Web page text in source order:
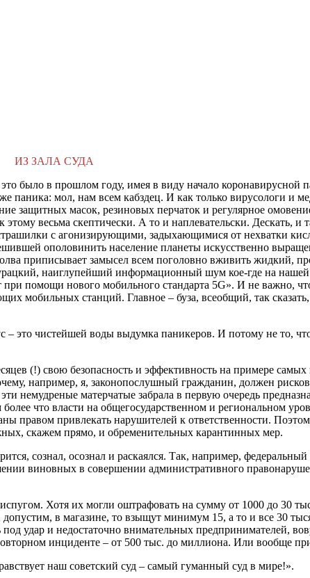
ИЗ ЗАЛА СУДА
было в прошлом году, имея в виду начало коронавирусной
паника: мол, нам всем кабздец. И как только вирусологи и
защитных масок, резиновых перчаток и регулярное
весьма скептически. А то и наплевательски. Дескать, и
с агонизирующими, задыхающимися от нехватки
ополовинить население планеты искусственно
приписывает замысел всем поголовно вживить жидкий,
наиглупейший информационный шум кое-где на нашей
помощи нового мобильного стандарта 5G». И не важно,
мобильных станций. Главное – буза, всеобщий, так
– это чистейшей воды выдумка паникеров. И потому не то,
(!) свою безопасность и эффективность на примере
например, я, законопослушный гражданин, должен
немудреные матерчатые забрала в первую очередь
что власти на общегосударственном и региональном
правом привлекать нарушителей к ответственности.
скажем прямо, и обременительных карантинных мер.
сознал, осознал и раскаялся. Так, например,
виновных в совершении административного
Хотя их могли оштрафовать на сумму от 1000 до 30
в магазине, то взыщут минимум 15, а то и все 30
удар и недостаточно внимательных предпринимателей,
инциденте – от 500 тыс. до миллиона. Или вообще
наш советский суд – самый гуманный суд в мире!».